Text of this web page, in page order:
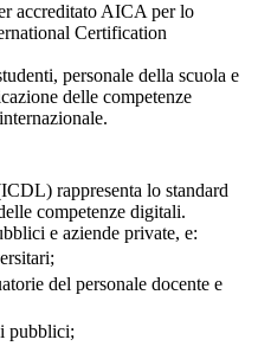
accreditato AICA per lo
Certification
personale della scuola e
delle competenze
rappresenta lo standard
competenze digitali.
e aziende private, e:
del personale docente e
pubblici;